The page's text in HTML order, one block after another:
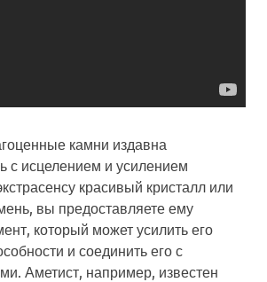
камни издавна
с исцелением и усилением
красивый кристалл или
вы предоставляете ему
который может усилить его
и соединить его с
Аметист, например, известен